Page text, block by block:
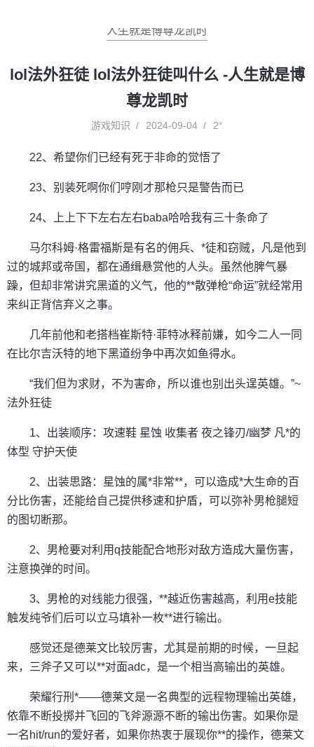
人生就是博尊龙凯时
lol法外狂徒 lol法外狂徒叫什么 -人生就是博
尊龙凯时
游戏知识 2024-09-04 2°
22、希望你们已经有死于非命的觉悟了
23、别装死啊你们哼刚才那枪只是警告而已
24、上上下下左右左右baba哈哈我有三十条命了
马尔科姆·格雷福斯是有名的佣兵、*徒和窃贼，凡是他到
过的城邦或帝国，都在通缉悬赏他的人头。虽然他脾气暴
躁，但却非常讲究黑道的义气，他的**散弹枪“命运”就经常用
来纠正背信弃义之事。
几年前他和老搭档崔斯特·菲特冰释前嫌，如今二人一同
在比尔吉沃特的地下黑道纷争中再次如鱼得水。
“我们但为求财，不为害命，所以谁也别出头逞英雄。”~
法外狂徒
1、出装顺序：攻速鞋 星蚀 收集者 夜之锋刃/幽梦 凡*的
体型 守护天使
2、出装思路：星蚀的属*非常**，可以造成*大生命的百
分比伤害，还能给自己提供移速和护盾，可以弥补男枪腿短
的图切断那。
2、男枪要对利用q技能配合地形对敌方造成大量伤害，
注意换弹的时间。
3、男枪的对线能力很强，**越近伤害越高，利用e技能
触发纯爷们后可以立马填补一枚**进行输出。
感觉还是德莱文比较厉害，尤其是前期的时候，一旦起
来，三斧子又可以**对面adc，是一个相当高输出的英雄。
荣耀行刑*——德莱文是一名典型的远程物理输出英雄，
依靠不断投掷并飞回的飞斧源源不断的输出伤害。如果你是
一名hit/run的爱好者，如果你热衷于展现你**的操作，德莱文